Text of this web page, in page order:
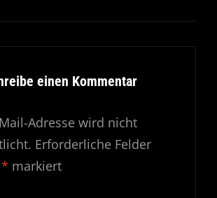
einen Kommentar
Adresse wird nicht
Erforderliche Felder
* markiert